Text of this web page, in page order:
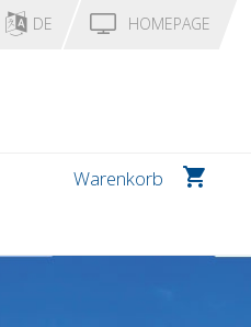
DE HOMEPAGE
Warenkorb